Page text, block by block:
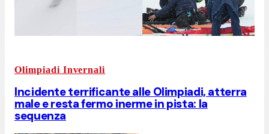
Olimpiadi Invernali
Incidente terrificante alle Olimpiadi, atterra
male e resta fermo inerme in pista: la
sequenza